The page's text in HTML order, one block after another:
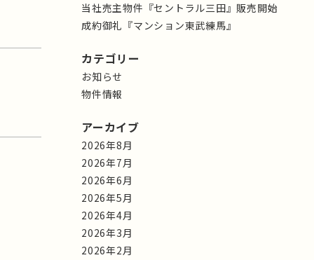
当社売主物件『セントラル三田』販売開始
成約御礼『マンション東武練馬』
カテゴリー
お知らせ
物件情報
アーカイブ
2026年8月
2026年7月
2026年6月
2026年5月
2026年4月
2026年3月
2026年2月